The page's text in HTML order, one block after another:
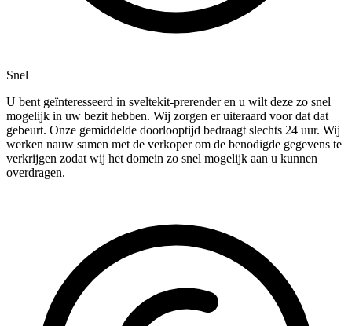
Snel
U bent geïnteresseerd in sveltekit-prerender en u wilt deze zo snel
mogelijk in uw bezit hebben. Wij zorgen er uiteraard voor dat dat
gebeurt. Onze gemiddelde doorlooptijd bedraagt slechts 24 uur. Wij
werken nauw samen met de verkoper om de benodigde gegevens te
verkrijgen zodat wij het domein zo snel mogelijk aan u kunnen
overdragen.